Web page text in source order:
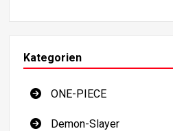
Kategorien
ONE-PIECE
Demon-Slayer